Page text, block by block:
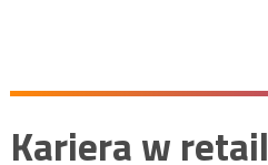
Kariera w retail